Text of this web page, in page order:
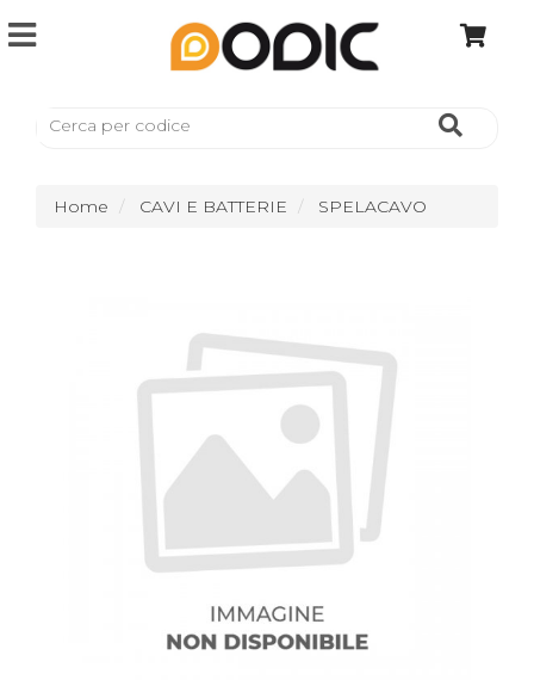
Home CAVI E BATTERIE SPELACAVO